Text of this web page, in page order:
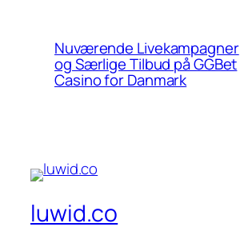
Nuværende Livekampagner
og Særlige Tilbud på GGBet
Casino for Danmark
luwid.co